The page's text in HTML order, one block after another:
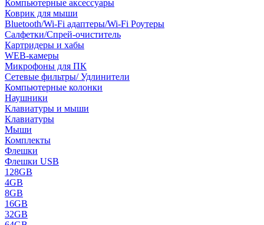
Компьютерные аксессуары
Коврик для мыши
Bluetooth/Wi-Fi адаптеры/Wi-Fi Роутеры
Салфетки/Спрей-очиститель
Картридеры и хабы
WEB-камеры
Микрофоны для ПК
Сетевые фильтры/ Удлинители
Компьютерные колонки
Наушники
Клавиатуры и мыши
Клавиатуры
Мыши
Комплекты
Флешки
Флешки USB
128GB
4GB
8GB
16GB
32GB